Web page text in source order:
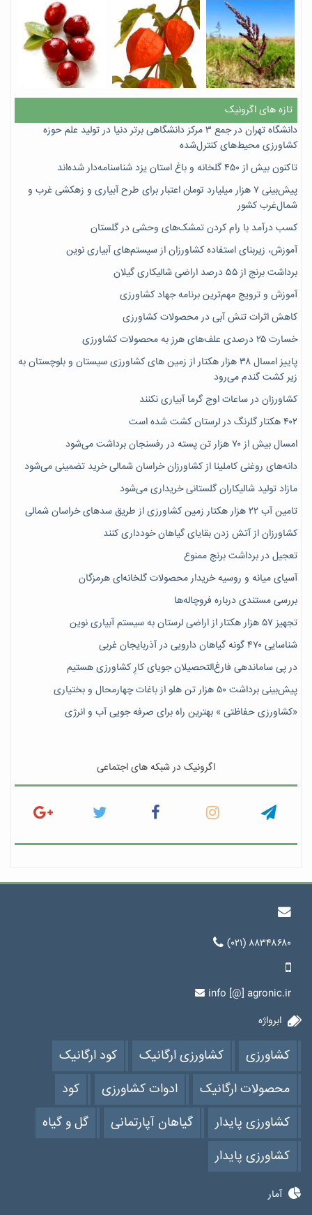
تازه های اگرونیک
دانشگاه تهران در جمع ۳ مرکز دانشگاهی برتر دنیا در تولید علم حوزه
کشاورزی محیط‌های کنترل‌شده
تاکنون بیش از ۴۵۰ گلخانه و باغ استان یزد شناسنامه‌دار شده‌اند
پیش‌بینی ۷‌ هزار میلیارد تومان اعتبار برای طرح آبیاری و زهکشی غرب و
شمال‌غرب کشور
کسب درآمد با رام کردن تمشک‌های وحشی در گلستان
آموزش، زیربنای استفاده کشاورزان از سیستم‌های آبیاری نوین
برداشت برنج از ۵۵ درصد اراضی شالیکاری گیلان
آموزش و ترویج مهم‌ترین برنامه جهاد کشاورزی
کاهش اثرات تنش آبی در محصولات کشاورزی
خسارت ۲۵ درصدی علف‌های هرز به محصولات کشاورزی
پاییز امسال ۳۸ هزار هکتار از زمین های کشاورزی سیستان و بلوچستان به
زیر کشت گندم می‌رود
کشاورزان در ساعات اوج گرما آبیاری نکنند
۴۰۲ هکتار گلرنگ در لرستان کشت شده است
امسال بیش از ۷۰ هزار تن پسته در رفسنجان برداشت می‌شود
دانه‌های روغنی کاملینا از کشاورزان خراسان شمالی خرید تضمینی می‌شود
مازاد تولید شالیکاران گلستانی خریداری می‌شود
تامین آب ۲۲ هزار هکتار زمین کشاورزی از طریق سدهای خراسان شمالی
کشاورزان از آتش زدن بقایای گیاهان خودداری کنند
تعجیل در برداشت برنج ممنوع
آسیای میانه و روسیه خریدار محصولات گلخانه‌ای هرمزگان
بررسی مستندی درباره فروچاله‌ها
تجهیز ۵۷ هزار هکتار از اراضی لرستان به سیستم آبیاری نوین
شناسایی ۴۷٠ گونه گیاهان دارویی در آذربایجان غربی
در پی ساماندهی فارغ‌التحصیلان جویای کارِ کشاورزی هستیم
پیش‎‌بینی برداشت ۵۰ هزار تن هلو از باغات چهارمحال و بختیاری
«کشاورزی حفاظتی » بهترین راه برای صرفه جویی آب و انرژی
اگرونیک در شبکه های اجتماعی
(۰۲۱) ۸۸۳۴۸۶۸۰
info [@] agronic.ir
ابرواژه
کشاورزی کشاورزی ارگانیک
کود ارگانیک
محصولات ارگانیک
ادوات کشاورزی
کود
کشاورزی پایدار
گیاهان آپارتمانی
گل و گیاه
کشاورزی پایدار
آمار